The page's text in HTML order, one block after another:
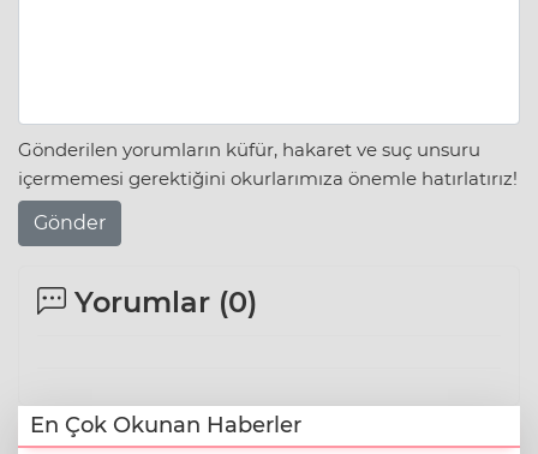
Gönderilen yorumların küfür, hakaret ve suç unsuru
içermemesi gerektiğini okurlarımıza önemle hatırlatırız!
Gönder
Yorumlar (0)
En Çok Okunan Haberler